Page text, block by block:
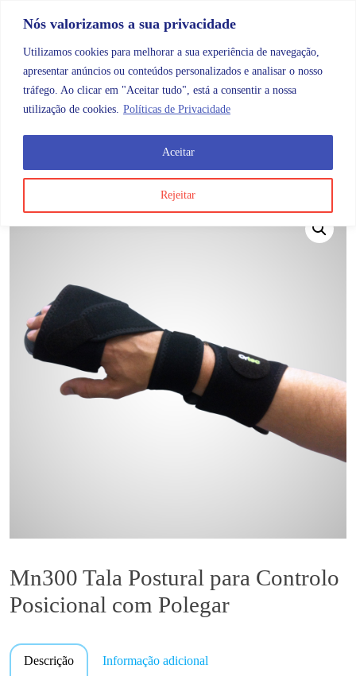
Nós valorizamos a sua privacidade
Utilizamos cookies para melhorar a sua experiência de navegação,
apresentar anúncios ou conteúdos personalizados e analisar o nosso
tráfego. Ao clicar em "Aceitar tudo", está a consentir a nossa
utilização de cookies. Políticas de Privacidade
Rejeitar
Aceitar
Categorias
Mn300 Tala Postural para Controlo
Posicional com Polegar
Descrição Informação adicional